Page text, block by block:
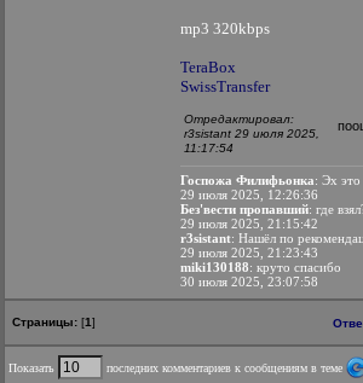
mp3 320kbps
TeraBox
SwissTransfer
Отредактировал:
r3sistant 29 июля 2025,
11:17:54
Госпожа Филифьонка: Эх
29 июля 2025, 12:26:36
Без'вести пропавший: где
29 июля 2025, 21:15:42
r3sistant: Нашёл по
29 июля 2025, 21:23:43
miki130188: круто спасибо
30 июля 2025, 23:07:58
Страницы: [1]
Показать последних комментариев к сообщениям в теме